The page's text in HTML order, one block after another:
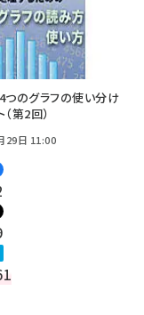
のグラフの使い分け
第2回）
29日 11:00